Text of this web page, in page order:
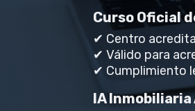
Curso Oficial
✔ Centro
✔ Válido para
✔ Cumplimiento
IA Inmobiliaria